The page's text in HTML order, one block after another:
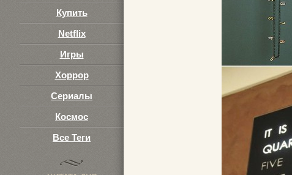
Купить
Netflix
Игры
Хоррор
Сериалы
Космос
Все Теги